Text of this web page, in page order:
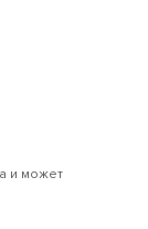
и может